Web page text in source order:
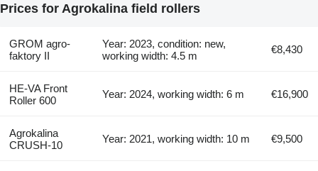
Prices for Agrokalina field rollers
GROM agro-
faktory II
Year: 2023, condition: new,
working width: 4.5 m
€8,430
HE-VA Front
Roller 600
Year: 2024, working width: 6 m €16,900
Agrokalina
CRUSH-10
Year: 2021, working width: 10 m €9,500